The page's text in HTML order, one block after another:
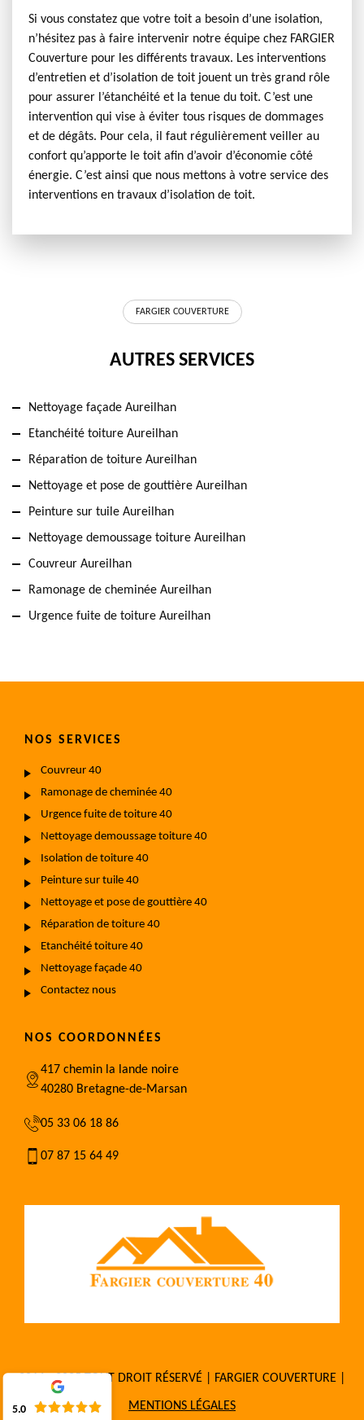
Si vous constatez que votre toit a besoin d’une isolation,
n’hésitez pas à faire intervenir notre équipe chez FARGIER
Couverture pour les différents travaux. Les interventions
d’entretien et d’isolation de toit jouent un très grand rôle
pour assurer l’étanchéité et la tenue du toit. C’est une
intervention qui vise à éviter tous risques de dommages
et de dégâts. Pour cela, il faut régulièrement veiller au
confort qu’apporte le toit afin d’avoir d’économie côté
énergie. C’est ainsi que nous mettons à votre service des
interventions en travaux d’isolation de toit.
FARGIER COUVERTURE
AUTRES SERVICES
Nettoyage façade Aureilhan
Etanchéité toiture Aureilhan
Réparation de toiture Aureilhan
Nettoyage et pose de gouttière Aureilhan
Peinture sur tuile Aureilhan
Nettoyage demoussage toiture Aureilhan
Couvreur Aureilhan
Ramonage de cheminée Aureilhan
Urgence fuite de toiture Aureilhan
NOS SERVICES
Couvreur 40
Ramonage de cheminée 40
Urgence fuite de toiture 40
Nettoyage demoussage toiture 40
Isolation de toiture 40
Peinture sur tuile 40
Nettoyage et pose de gouttière 40
Réparation de toiture 40
Etanchéité toiture 40
Nettoyage façade 40
Contactez nous
NOS COORDONNÉES
417 chemin la lande noire
40280 Bretagne-de-Marsan
05 33 06 18 86
07 87 15 64 49
2016 - 2025 TOUT DROIT RÉSERVÉ | FARGIER COUVERTURE |
MENTIONS LÉGALES
5.0